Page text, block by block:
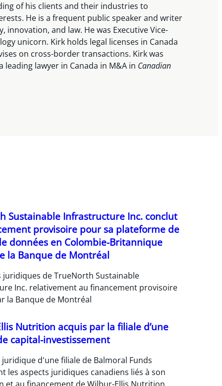
of his clients and their industries to
He is a frequent public speaker and writer
innovation, and law. He was Executive Vice-
unicorn. Kirk holds legal licenses in Canada
on cross-border transactions. Kirk was
lawyer in Canada in M&A in Canadian
Sustainable Infrastructure Inc. conclut
provisoire pour sa plateforme de
données en Colombie-Britannique
la Banque de Montréal
juridiques de TrueNorth Sustainable
Inc. relativement au financement provisoire
la Banque de Montréal
Nutrition acquis par la filiale d’une
capital-investissement
d'une filiale de Balmoral Funds
les aspects juridiques canadiens liés à son